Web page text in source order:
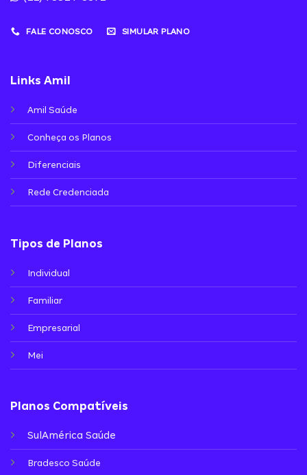
FALE CONOSCO SIMULAR PLANO
Links Amil
Amil Saúde
Conheça os Planos
Diferenciais
Rede Credenciada
Tipos de Planos
Individual
Familiar
Empresarial
Mei
Planos Compatíveis
SulAmérica Saúde
Bradesco Saúde